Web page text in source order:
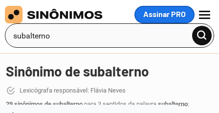
Assinar PRO
MENU
Sinônimo de subalterno
Lexicógrafa responsável: Flávia Neves
29 sinônimos de subalterno para 3 sentidos da palavra subalterno: